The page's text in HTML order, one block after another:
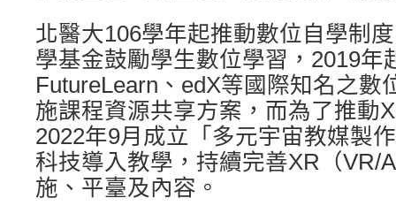
北醫大106學年起推動數位自學制
學基金鼓勵學生數位學習，2019年
FutureLearn、edX等國際知名之數
施課程資源共享方案，而為了推動
2022年9月成立「多元宇宙教媒製
科技導入教學，持續完善XR（VR/
施、平臺及內容。